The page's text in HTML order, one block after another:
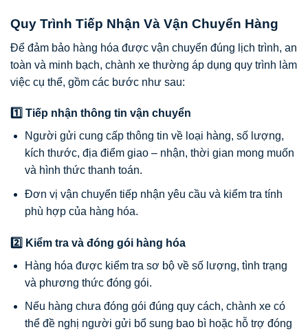
Quy Trình Tiếp Nhận Và Vận Chuyển Hàng
Để đảm bảo hàng hóa được vận chuyển đúng lịch trình, an
toàn và minh bạch, chành xe thường áp dụng quy trình làm
việc cụ thể, gồm các bước như sau:
1️⃣ Tiếp nhận thông tin vận chuyển
Người gửi cung cấp thông tin về loại hàng, số lượng,
kích thước, địa điểm giao – nhận, thời gian mong muốn
và hình thức thanh toán.
Đơn vị vận chuyển tiếp nhận yêu cầu và kiểm tra tính
phù hợp của hàng hóa.
2️⃣ Kiểm tra và đóng gói hàng hóa
Hàng hóa được kiểm tra sơ bộ về số lượng, tình trạng
và phương thức đóng gói.
Nếu hàng chưa đóng gói đúng quy cách, chành xe có
thể đề nghị người gửi bổ sung bao bì hoặc hỗ trợ đóng